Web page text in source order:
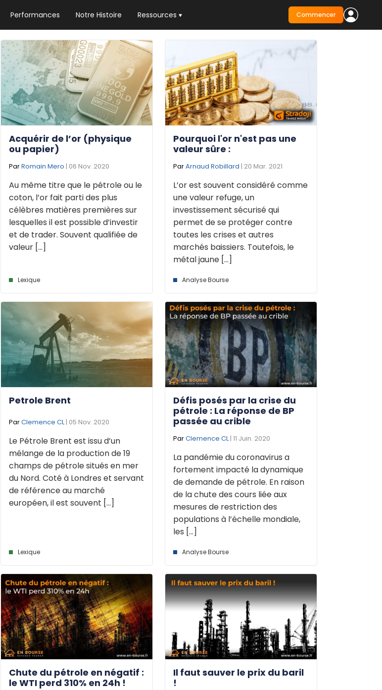
Performances Notre Histoire Ressources
NEWSLETTER HEBDO
Les news crypto dont vous avez besoin
GUIDE CRYPTO STRADOJI
Le guide ultime pour débuter dans les
cryptomonnaies
Commencer
Acquérir de l’or (physique
ou papier)
ParRomain Mero | 06 Nov. 2020
Au même titre que le pétrole ou le
coton, l’or fait parti des plus
célèbres matières premières sur
lesquelles il est possible d’investir
et de trader. Souvent qualifiée de
valeur [...]
Lexique
Pourquoi l'or n'est pas une
valeur sûre :
ParArnaud Robillard | 20 Mar. 2021
L’or est souvent considéré comme
une valeur refuge, un
investissement sécurisé qui
permet de se protéger contre
toutes les crises et autres
marchés baissiers. Toutefois, le
métal jaune [...]
Analyse Bourse
Petrole Brent
ParClemence CL| 05 Nov. 2020
Le Pétrole Brent est issu d’un
mélange de la production de 19
champs de pétrole situés en mer
du Nord. Coté à Londres et servant
de référence au marché
européen, il est souvent [...]
Lexique
Défis posés par la crise du
pétrole : La réponse de BP
passée au crible
ParClemence CL| 11 Juin. 2020
La pandémie du coronavirus a
fortement impacté la dynamique
de demande de pétrole. En raison
de la chute des cours liée aux
mesures de restriction des
populations à l’échelle mondiale,
les [...]
Analyse Bourse
Chute du pétrole en négatif :
le WTI perd 310% en 24h !
Il faut sauver le prix du baril
!